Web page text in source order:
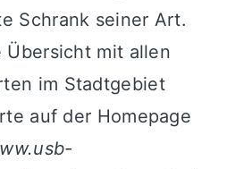
Schrank seiner Art.
Übersicht mit allen
im Stadtgebiet
auf der Homepage